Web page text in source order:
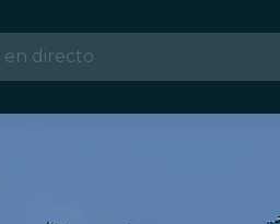
en directo